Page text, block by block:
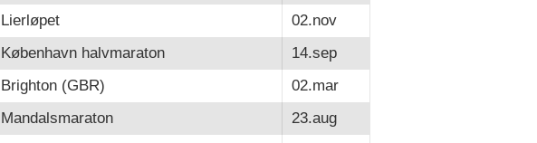
Lierløpet
02.nov
København halvmaraton
14.sep
Brighton (GBR)
02.mar
Mandalsmaraton
23.aug